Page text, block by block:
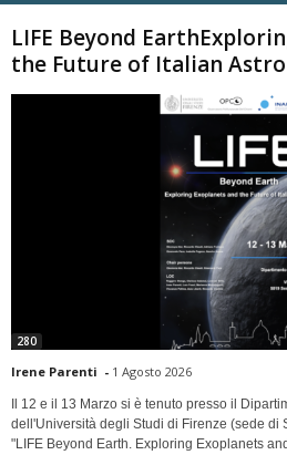
LIFE Beyond
the Future of Italian
280
Irene Parenti - 1 Agosto 2026
Il 12 e il 13 Marzo si è tenuto presso il
dell'Università degli Studi di Firenze (sede di
"LIFE Beyond Earth. Exploring Exoplanets